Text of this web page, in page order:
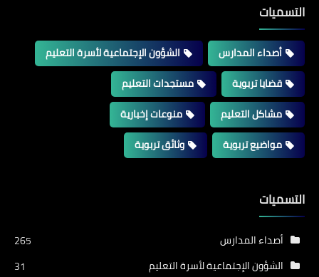
التسميات
أصداء المدارس
الشؤون الإجتماعية لأسرة التعليم
قضايا تربوية
مستجدات التعليم
مشاكل التعليم
منوعات إخبارية
مواضيع تربوية
وثائق تربوية
التسميات
أصداء المدارس
265
الشؤون الإجتماعية لأسرة التعليم
31